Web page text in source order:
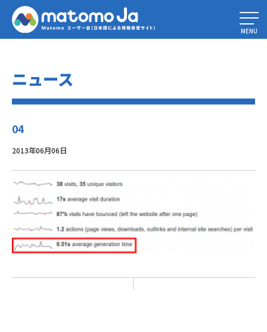
Home»
Piwik1.12、新機能、APIの改善、安定性 – Piwik1.X系最後のリリ
ース»04
MENU
ニュース
04
2013年06月06日